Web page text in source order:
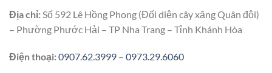
Địa chỉ: Số 592 Lê Hồng Phong (Đối diện cây xăng Quân đội)
– Phường Phước Hải – TP Nha Trang – Tỉnh Khánh Hòa
Điện thoại:0907.62.3999 – 0973.29.6060